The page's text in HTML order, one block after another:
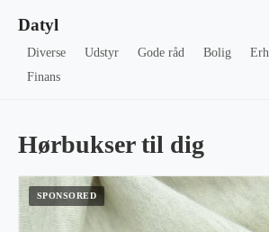
Datyl
Diverse Udstyr Gode råd Bolig
Finans
Hørbukser til dig